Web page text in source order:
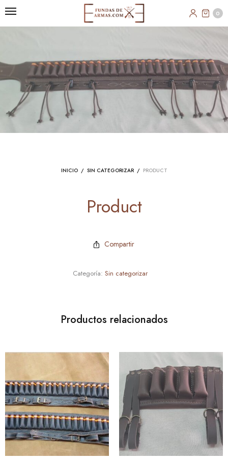
0
INICIO / SIN CATEGORIZAR / PRODUCT
Product
Compartir
Categoría: Sin categorizar
Productos relacionados